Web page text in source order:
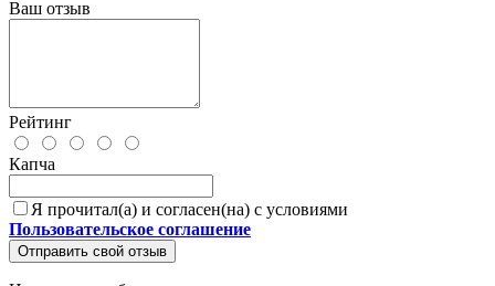
Ваш отзыв
Рейтинг
Капча
Я прочитал(а) и согласен(на) с условиями
Пользовательское соглашение
Отправить свой отзыв